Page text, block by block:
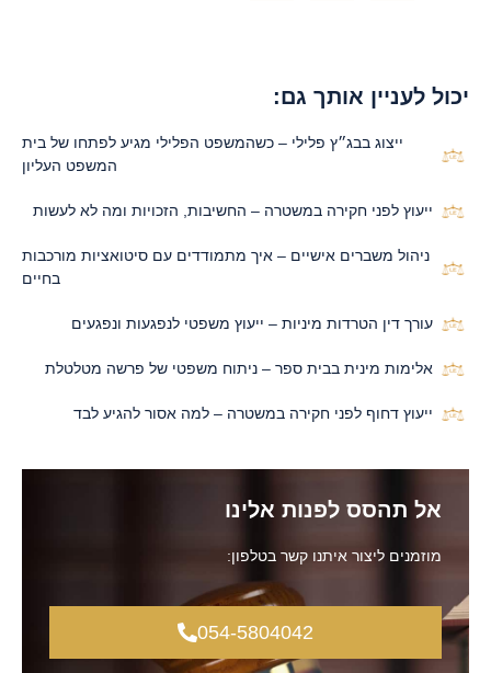
יכול לעניין אותך גם:
ייצוג בבג״ץ פלילי – כשהמשפט הפלילי מגיע לפתחו של בית
המשפט העליון
ייעוץ לפני חקירה במשטרה – החשיבות, הזכויות ומה לא לעשות
ניהול משברים אישיים – איך מתמודדים עם סיטואציות מורכבות
בחיים
עורך דין הטרדות מיניות – ייעוץ משפטי לנפגעות ונפגעים
אלימות מינית בבית ספר – ניתוח משפטי של פרשה מטלטלת
ייעוץ דחוף לפני חקירה במשטרה – למה אסור להגיע לבד
אל תהסס לפנות אלינו
מוזמנים ליצור איתנו קשר בטלפון:
054-5804042